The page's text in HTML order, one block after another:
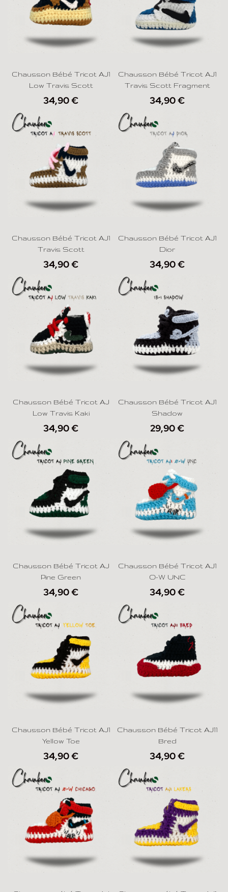
Chausson Bébé Tricot AJ1
Low Travis Scott
34,90€
Chausson Bébé Tricot AJ1
Travis Scott Fragment
34,90€
Chausson Bébé Tricot AJ1
Travis Scott
34,90€
Chausson Bébé Tricot AJ1
Dior
34,90€
Chausson Bébé Tricot AJ
Low Travis Kaki
34,90€
Chausson Bébé Tricot AJ1
Shadow
29,90€
Chausson Bébé Tricot AJ
Pine Green
34,90€
Chausson Bébé Tricot AJ1
O-W UNC
34,90€
Chausson Bébé Tricot AJ1
Yellow Toe
34,90€
Chausson Bébé Tricot AJ11
Bred
34,90€